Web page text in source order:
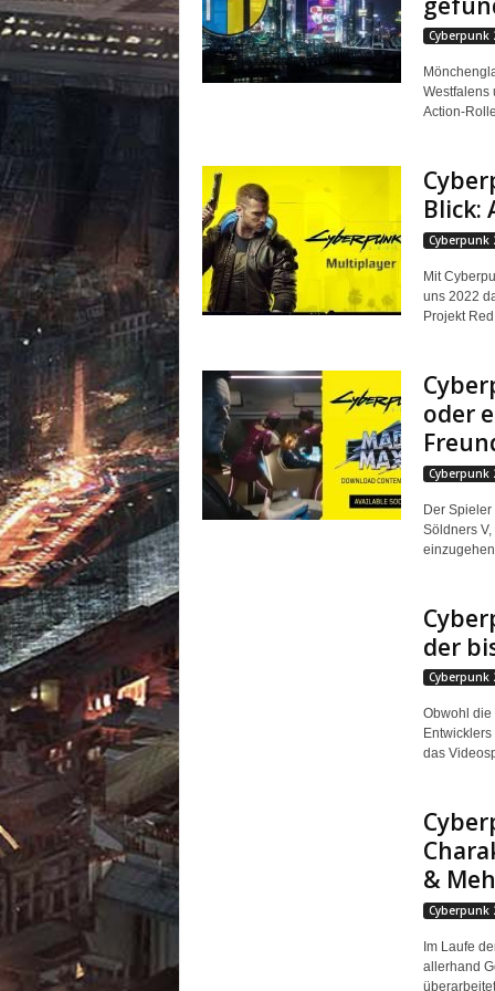
Cyberpunk
Westfalens
Action-
Blick:
Cyberpunk
Mit
uns 2022
Projekt
oder
Cyberpunk
Der
Söldners
der
Cyberpunk
Obwohl die
das
&
Cyberpunk
Im Laufe
allerhand